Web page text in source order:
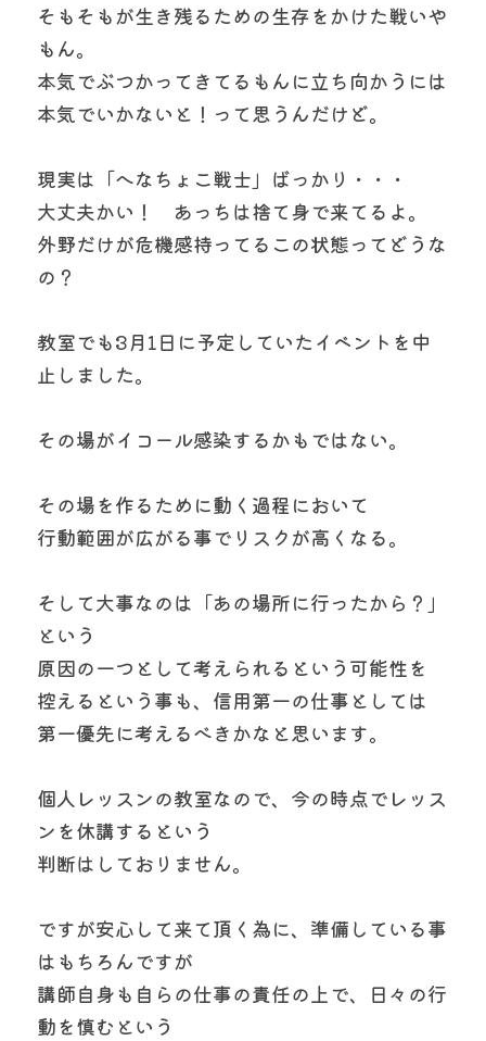
そもそもが生き残るための生存をかけた戦いや
もん。
本気でぶつかってきてるもんに立ち向かうには
本気でいかないと！って思うんだけど。
現実は「へなちょこ戦士」ばっかり・・・
大丈夫かい！　あっちは捨て身で来てるよ。
外野だけが危機感持ってるこの状態ってどうな
の？
教室でも3月1日に予定していたイベントを中
止しました。
その場がイコール感染するかもではない。
その場を作るために動く過程において
行動範囲が広がる事でリスクが高くなる。
そして大事なのは「あの場所に行ったから？」
という
原因の一つとして考えられるという可能性を
控えるという事も、信用第一の仕事としては
第一優先に考えるべきかなと思います。
個人レッスンの教室なので、今の時点でレッス
ンを休講するという
判断はしておりません。
ですが安心して来て頂く為に、準備している事
はもちろんですが
講師自身も自らの仕事の責任の上で、日々の行
動を慎むという